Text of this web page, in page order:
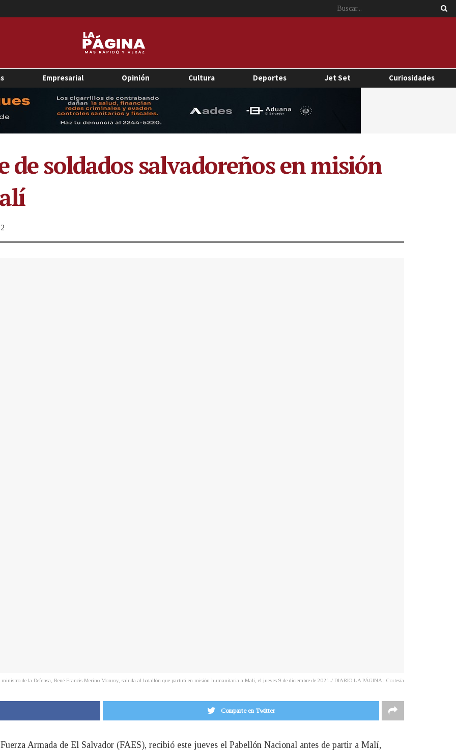
Empresarial Opinión Cultura Deportes Jet Set Curiosidades
soldados salvadoreños en misión
de la Defensa, René Francis Merino Monroy, saluda al batallón que partirá en misión humanitaria a Malí, el jueves 9 de diciembre de 2021./ DIARIO LA PÁGINA | Cortesía
Comparte en Twitter
Armada de El Salvador (FAES), recibió este jueves el Pabellón Nacional antes de partir a Malí,